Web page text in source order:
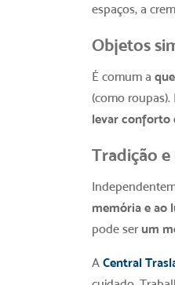
espaços, a
Objetos
É comum a
(como
levar conforto
Tradição
memória e ao
pode ser um
A Central